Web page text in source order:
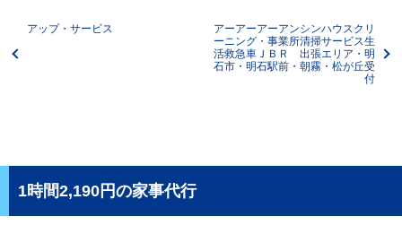
アップ・サービス
アーアーアーアンシンハウスクリ
ーニング・事業所清掃サービス生
活救急車ＪＢＲ 出張エリア・明
石市・明石駅前・朝霧・松が丘受
付
1時間2,190円の家事代行